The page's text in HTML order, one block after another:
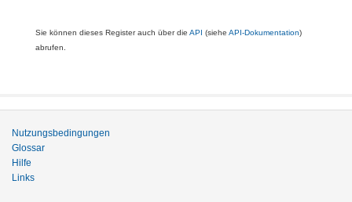
Sie können dieses Register auch über die API (siehe API-Dokumentation)
abrufen.
Nutzungsbedingungen
Glossar
Hilfe
Links